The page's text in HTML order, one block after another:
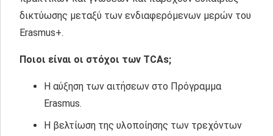
δικτύωσης μεταξύ των ενδιαφερόμενων μερών του
Erasmus+.
Ποιοι είναι οι στόχοι των TCAs;
H αύξηση των αιτήσεων στο Πρόγραμμα
Erasmus.
H βελτίωση της υλοποίησης των τρεχόντων